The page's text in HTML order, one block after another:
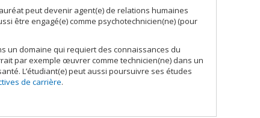
peut devenir agent(e) de relations humaines
être engagé(e) comme psychotechnicien(ne) (pour
un domaine qui requiert des connaissances du
par exemple œuvrer comme technicien(ne) dans un
L’étudiant(e) peut aussi poursuivre ses études
de carrière.